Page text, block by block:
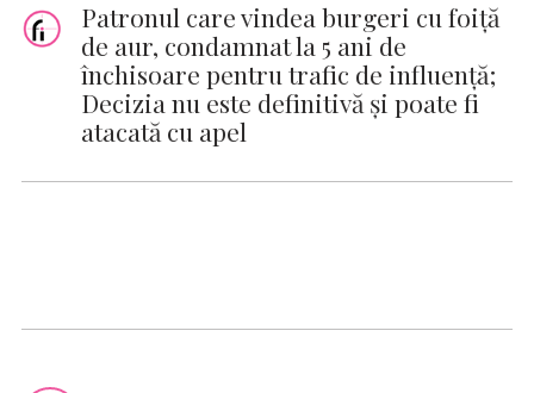
Patronul care vindea burgeri cu foiţă
de aur, condamnat la 5 ani de
închisoare pentru trafic de influenţă;
Decizia nu este definitivă şi poate fi
atacată cu apel